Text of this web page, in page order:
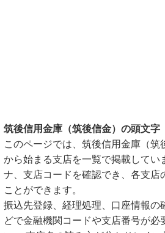
筑後信用金庫（筑後信金）の頭文字
このページでは、筑後信用金庫（筑
から始まる支店を一覧で掲載してい
ナ、支店コードを確認でき、各支店
ことができます。
振込先登録、経理処理、口座情報の
どで金融機関コードや支店番号が必